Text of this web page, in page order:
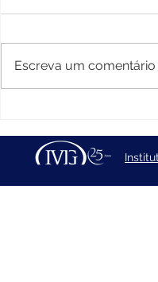
infraestrutura
Venezuela após
Escreva um comentário